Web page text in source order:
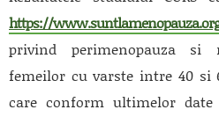
https://
privind perimenopauza si
femeilor cu varste intre 40 si
care conform ultimelor